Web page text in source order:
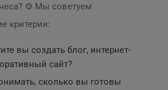
⚙️ Мы советуем
критерии:
вы создать блог, интернет-
сайт?
сколько вы готовы